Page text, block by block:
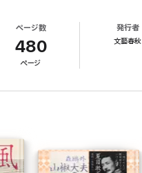
のは何故なのか。
になるに違いない。
ページ数
480
ページ
発行者
文藝春秋